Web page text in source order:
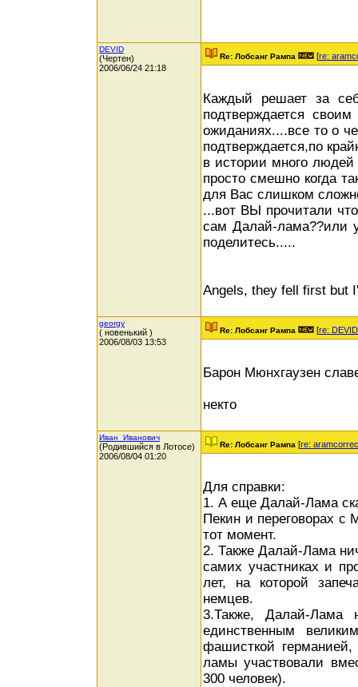
DEVID
(Чертен)
2006/06/24 21:18
Re: Лобсанг Рампа [re:
Каждый решает за
подтверждается
ожиданиях....все то о
подтверждается,по
в истории много
просто смешно когда
для Вас слишком
...вот ВЫ прочитали
сам Далай-лама??или
поделитесь.....
Angels, they fell first but
georgy
( новенький )
2006/08/03 13:53
Re: Лобсанг Рампа [re: DEVID
Барон Мюнхгаузен
некто
Иван_Иванович
(Родившийся в Лотосе)
2006/08/04 01:20
Re: Лобсанг Рампа [re:
Для справки:
1. А еще Далай-Лама
Пекин и переговорах с
тот момент.
2. Также Далай-Лама
самих участниках и
лет, на которой
немцев.
3.Также, Далай-Лама
единственным
фашисткой
ламы участвовали
300 человек).